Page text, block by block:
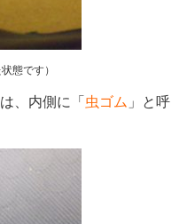
態です）
、内側に「 虫ゴム 」と呼